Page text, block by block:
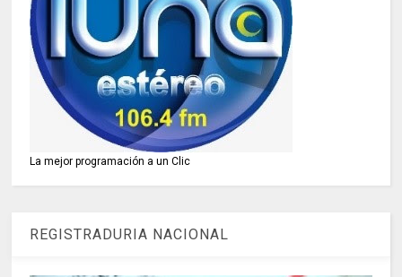
La mejor programación a un Clic
REGISTRADURIA NACIONAL